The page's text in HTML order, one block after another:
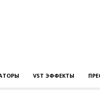
VST ЭФФЕКТЫ